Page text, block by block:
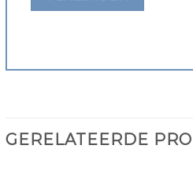
GERELATEERDE